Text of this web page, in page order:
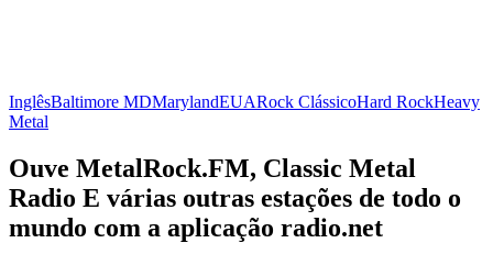
InglêsBaltimore MDMarylandEUARock ClássicoHard RockHeavy
Metal
Ouve MetalRock.FM, Classic Metal
Radio E várias outras estações de todo o
mundo com a aplicação radio.net